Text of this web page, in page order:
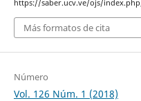
https://saber.ucv.ve/ojs/
Más formatos de cita
Número
Vol. 126 Núm. 1 (2018)